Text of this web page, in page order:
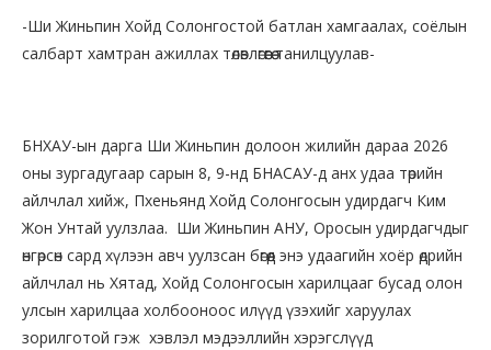
-Ши Жиньпин Хойд Солонгостой батлан ​​​​хамгаалах, соёлын
салбарт хамтран ажиллах төлөвлөгөөгөө танилцуулав-
БНХАУ-ын дарга Ши Жиньпин долоон жилийн дараа 2026
оны зургадугаар сарын 8, 9-нд БНАСАУ-д анх удаа төрийн
айлчлал хийж, Пхеньянд Хойд Солонгосын удирдагч Ким
Жон Унтай уулзлаа. Ши Жиньпин АНУ, Оросын удирдагчдыг
өнгөрсөн сард хүлээн авч уулзсан бөгөөд энэ удаагийн хоёр өдрийн
айлчлал нь Хятад, Хойд Солонгосын харилцааг бусад олон
улсын харилцаа холбооноос илүүд үзэхийг харуулах
зорилготой гэж хэвлэл мэдээллийн хэрэгслүүд